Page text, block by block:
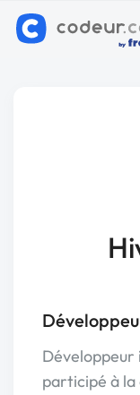
Développeur
participé à